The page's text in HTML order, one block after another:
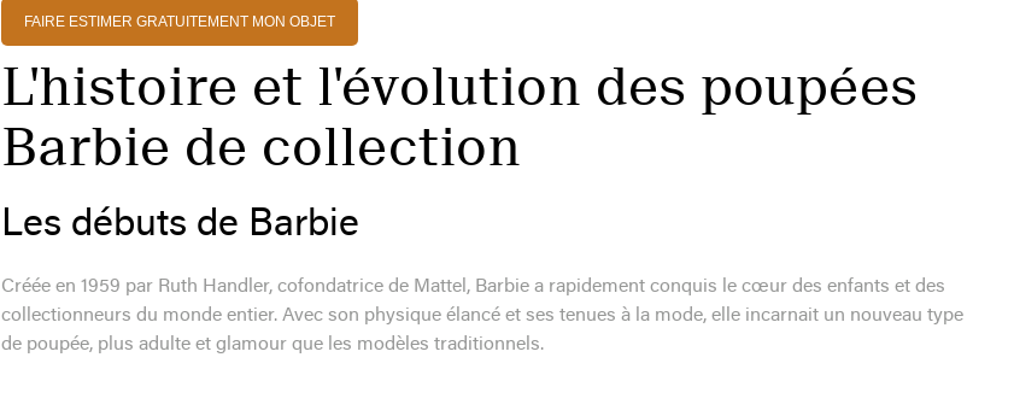
FAIRE ESTIMER GRATUITEMENT MON OBJET
L'histoire et l'évolution des poupées
Barbie de collection
Les débuts de Barbie
Créée en 1959 par Ruth Handler, cofondatrice de Mattel, Barbie a rapidement conquis le cœur des enfants et des
collectionneurs du monde entier. Avec son physique élancé et ses tenues à la mode, elle incarnait un nouveau type
de poupée, plus adulte et glamour que les modèles traditionnels.